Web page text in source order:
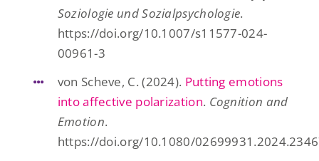
Soziologie und Sozialpsychologie.
https://doi.org/10.1007/s11577-024-
00961-3
von Scheve, C. (2024). Putting emotions
into affective polarization. Cognition and
Emotion.
https://doi.org/10.1080/